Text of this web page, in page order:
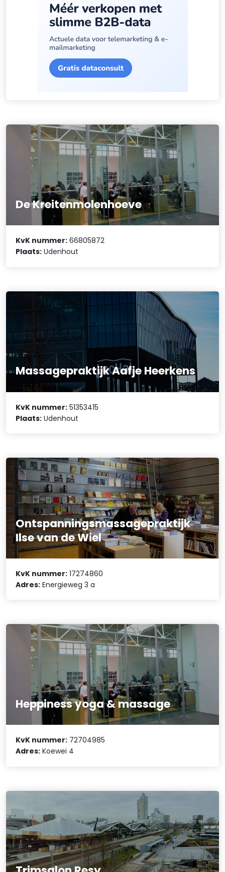
De Kreitenmolenhoeve
KvK nummer: 66805872
Plaats: Udenhout
Massagepraktijk Aafje Heerkens
KvK nummer: 51353415
Plaats: Udenhout
Ontspanningsmassagepraktijk
Ilse van de Wiel
KvK nummer: 17274860
Adres: Energieweg 3 a
Heppiness yoga & massage
KvK nummer: 72704985
Adres: Koewei 4